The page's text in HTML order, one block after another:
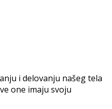
i delovanju našeg tela
one imaju svoju